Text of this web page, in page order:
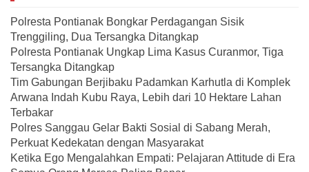
Polresta Pontianak Bongkar Perdagangan Sisik
Trenggiling, Dua Tersangka Ditangkap
Polresta Pontianak Ungkap Lima Kasus Curanmor, Tiga
Tersangka Ditangkap
Tim Gabungan Berjibaku Padamkan Karhutla di Komplek
Arwana Indah Kubu Raya, Lebih dari 10 Hektare Lahan
Terbakar
Polres Sanggau Gelar Bakti Sosial di Sabang Merah,
Perkuat Kedekatan dengan Masyarakat
Ketika Ego Mengalahkan Empati: Pelajaran Attitude di Era